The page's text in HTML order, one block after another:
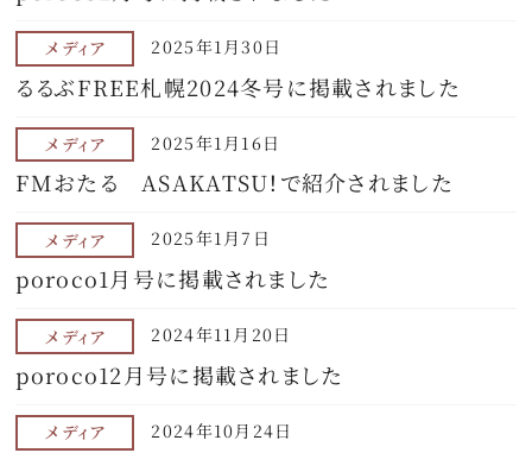
お問い合わせ
メディア 2025年1月30日
るるぶFREE札幌2024冬号に掲載されました
メディア 2025年1月16日
FMおたる ASAKATSU！で紹介されました
メディア 2025年1月7日
poroco1月号に掲載されました
メディア 2024年11月20日
poroco12月号に掲載されました
メディア 2024年10月24日